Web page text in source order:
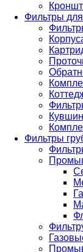
Фильтры
Фильтры